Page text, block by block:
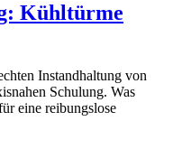
Kühltürme
Instandhaltung von
Schulung. Was
eine reibungslose